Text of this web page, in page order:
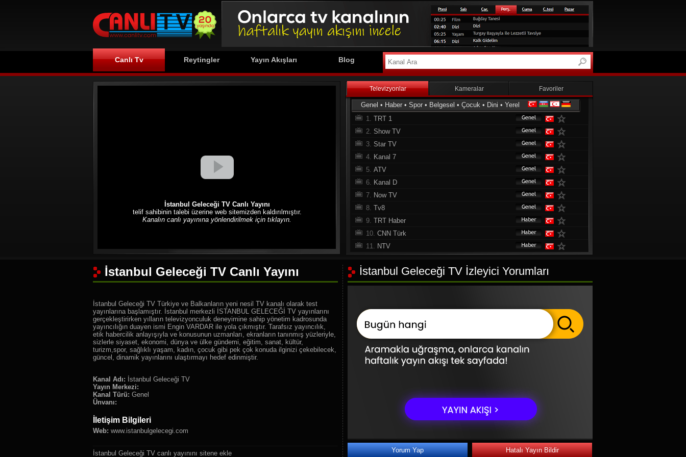
Canlı Tv Reytingler Yayın Akışları Blog
İstanbul Geleceği TV Canlı Yayını
telif sahibinin talebi üzerine web sitemizden kaldırılmıştır.
Kanalın canlı yayınına yönlendirilmek için tıklayın.
Televizyonlar Kameralar Favoriler
Genel • Haber • Spor • Belgesel • Çocuk • Dini • Yerel
1. TRT 1
2. Show TV
3. Star TV
4. Kanal 7
5. ATV
6. Kanal D
7. Now TV
8. Tv8
9. TRT Haber
10. CNN Türk
11. NTV
13. Habertürk TV
14.Halk TV
16.Haber Global
17.TV 100
19.Beyaz TV
20.Tv8.5
27.FB TV
İstanbul Geleceği TV Canlı Yayını
İstanbul Geleceği TV Türkiye ve Balkanların yeni nesil TV kanalı olarak test
yayınlarına başlamıştır. İstanbul merkezli İSTANBUL GELECEĞİ TV yayınlarını
gerçekleştirirken yılların televizyonculuk deneyimine sahip yönetim kadrosunda
yayıncılığın duayen ismi Engin VARDAR ile yola çıkmıştır. Tarafsız yayıncılık,
etik habercilik anlayışıyla ve konusunun uzmanları, ekranların tanınmış yüzleriyle,
sizlerle siyaset, ekonomi, dünya ve ülke gündemi, eğitim, sanat, kültür,
turizm,spor, sağlıklı yaşam, kadın, çocuk gibi pek çok konuda ilginizi çekebilecek,
güncel, dinamik yayınlarını ulaştırmayı hedef edinmiştir.
Kanal Adı: İstanbul Geleceği TV
Yayın Merkezi:
Kanal Türü: Genel
Ünvanı:
İletişim Bilgileri
Web: www.istanbulgelecegi.com
İstanbul Geleceği TV canlı yayınını sitene ekle
İstanbul Geleceği TV İzleyici Yorumları
Yorum Yap
Hatalı Yayın Bildir